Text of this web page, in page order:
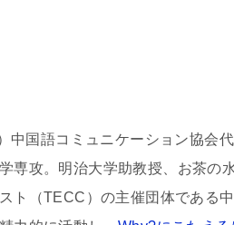
中国語コミュニケーション協会
専攻。明治大学助教授、お茶の
ト（TECC）の主催団体である